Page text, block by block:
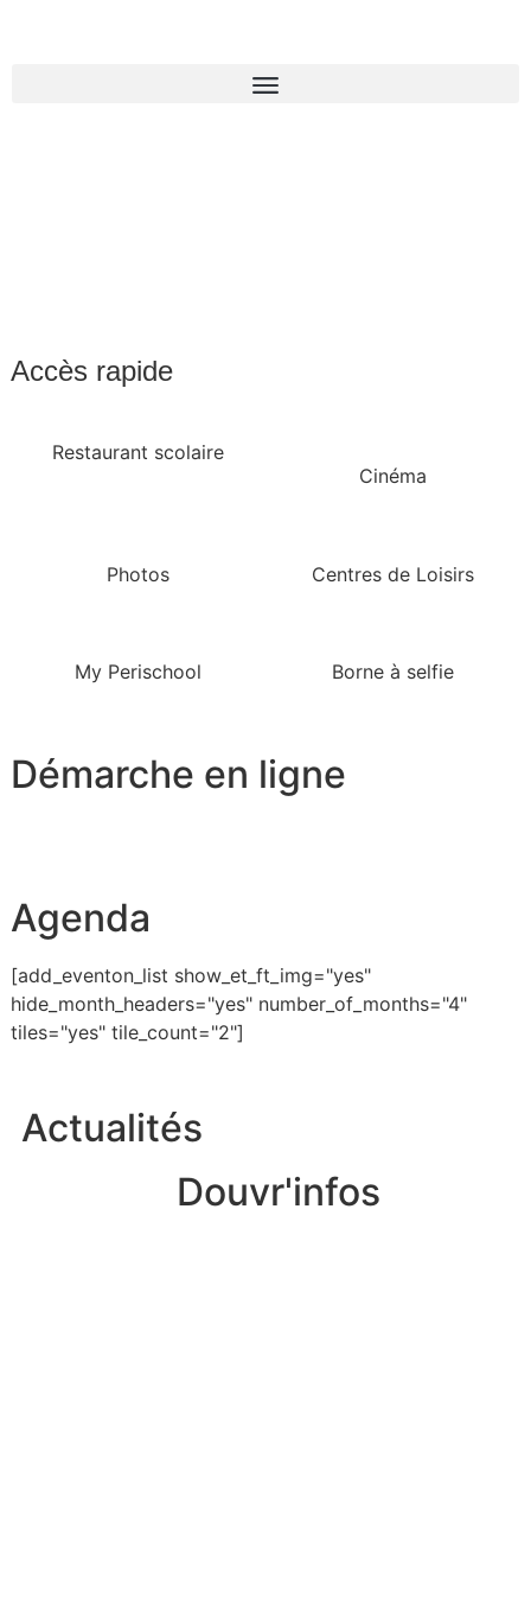
Accès rapide
Restaurant scolaire
Cinéma
Photos Centres de Loisirs
My Perischool Borne à selfie
Démarche en ligne
Agenda
[add_eventon_list show_et_ft_img="yes"
hide_month_headers="yes" number_of_months="4"
tiles="yes" tile_count="2"]
Actualités
Douvr'infos